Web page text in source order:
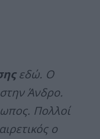
εδώ. Ο
Άνδρο.
Πολλοί
ο